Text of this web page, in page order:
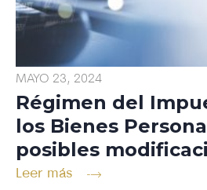
MAYO 23, 2024
Régimen del
los Bienes
posibles
Leer más